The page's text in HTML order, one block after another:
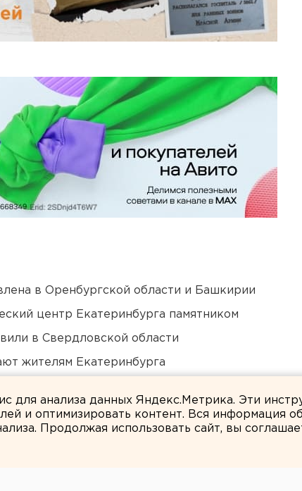
в Оренбургской области и Башкирии
центр Екатеринбурга памятником
в Свердловской области
жителям Екатеринбурга
для анализа данных Яндекс.Метрика. Эти
и оптимизировать контент. Вся информация
Продолжая использовать сайт, вы